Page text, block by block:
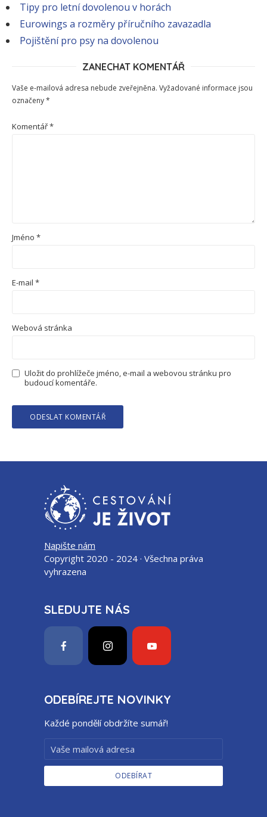
Tipy pro letní dovolenou v horách
Eurowings a rozměry příručního zavazadla
Pojištění pro psy na dovolenou
ZANECHAT KOMENTÁŘ
Vaše e-mailová adresa nebude zveřejněna. Vyžadované informace jsou
označeny*
Komentář*
Jméno *
E-mail *
Webová stránka
Uložit do prohlížeče jméno, e-mail a webovou stránku pro
budoucí komentáře.
Napište nám
Copyright 2020 - 2024 · Všechna práva
vyhrazena
SLEDUJTE NÁS
ODEBÍREJTE NOVINKY
Každé pondělí obdržíte sumář!